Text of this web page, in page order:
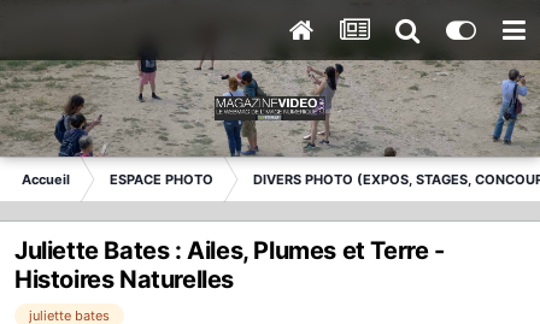
Accueil ESPACE PHOTO DIVERS PHOTO (EXPOS, STAGES,
Juliette Bates : Ailes, Plumes et Terre -
Histoires Naturelles
juliette bates